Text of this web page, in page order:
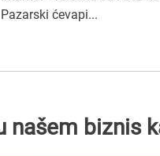
Pazarski ćevapi...
našem biznis